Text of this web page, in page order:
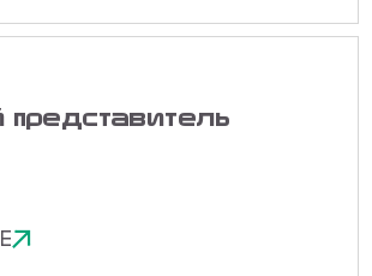
представитель